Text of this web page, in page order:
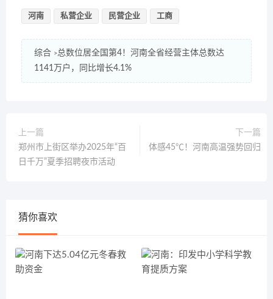
河南 私营企业 民营企业 工商
综合 >总数位居全国第4！河南全省经营主体总数达
1141万户，同比增长4.1%
上一篇
郑州市上街区举办2025年“百
日千万”夏季招聘夜市活动
下一篇
体感45℃！河南高温强势回归
猜你喜欢